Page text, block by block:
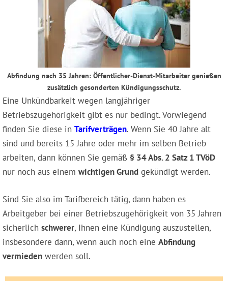
Abfindung nach 35 Jahren: Öffentlicher-Dienst-Mitarbeiter genießen
zusätzlich gesonderten Kündigungsschutz.
Eine Unkündbarkeit wegen langjähriger
Betriebszugehörigkeit gibt es nur bedingt. Vorwiegend
finden Sie diese in Tarifverträgen. Wenn Sie 40 Jahre alt
sind und bereits 15 Jahre oder mehr im selben Betrieb
arbeiten, dann können Sie gemäß § 34 Abs. 2 Satz 1 TVöD
nur noch aus einem wichtigen Grund gekündigt werden.
Sind Sie also im Tarifbereich tätig, dann haben es
Arbeitgeber bei einer Betriebszugehörigkeit von 35 Jahren
sicherlich schwerer, Ihnen eine Kündigung auszustellen,
insbesondere dann, wenn auch noch eine Abfindung
vermieden werden soll.